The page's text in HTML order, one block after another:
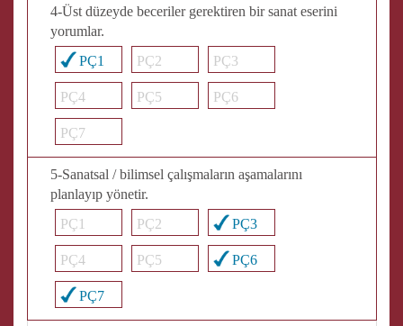
4-Üst düzeyde beceriler gerektiren bir sanat eserini
yorumlar.
PÇ1
PÇ2 PÇ3
PÇ4 PÇ5 PÇ6
PÇ7
5-Sanatsal / bilimsel çalışmaların aşamalarını
planlayıp yönetir.
PÇ1
PÇ2 PÇ3
PÇ4 PÇ5 PÇ6
PÇ7